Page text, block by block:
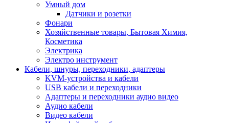
Умный дом
Датчики и розетки
Фонари
Хозяйственные товары, Бытовая Химия,
Косметика
Электрика
Электро инструмент
Кабели, шнуры, переходники, адаптеры
KVM-устройства и кабели
USB кабели и переходники
Адаптеры и переходники аудио видео
Аудио кабели
Видео кабели